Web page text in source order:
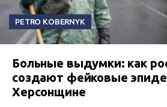
PETRO KOBERNYK
Больные выдумки: как
создают фейковые
Херсонщине